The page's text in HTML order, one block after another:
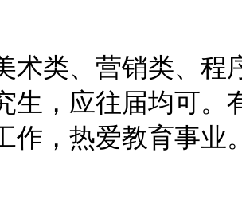
术类、营销类、程
生，应往届均可。
作，热爱教育事业